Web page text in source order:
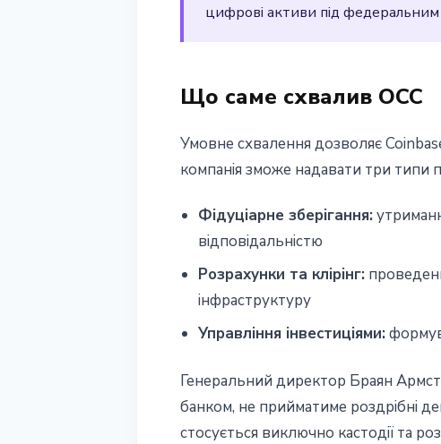
цифрові активи під
Що саме схвалив OCC
Умовне схвалення дозволяє
компанія зможе надавати три
Фідуціарне зберігання:
відповідальністю
Розрахунки та клірінг:
інфраструктуру
Управління інвестиціями:
Генеральний директор Браян
банком, не прийматиме роздрібні
стосується виключно кастодії та